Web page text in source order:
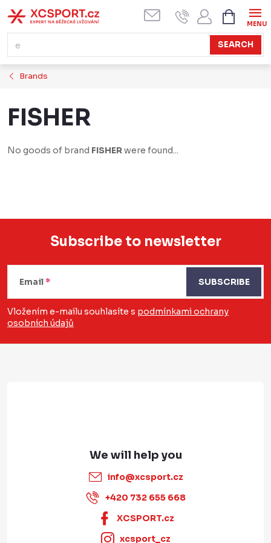
to
content
SEARCH
CART
Brands
FISHER
No goods of brand FISHERwere found...
F
o
Subscribe to newsletter
Email
Vložením e-mailu souhlasíte s podmínkami ochrany
osobních údajů
SUBSCRIBE
info@xcsport.cz
+420 732 655 668
XCSPORT.cz
xcsport_cz